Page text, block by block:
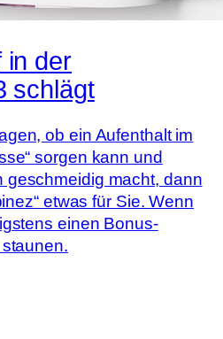
in der
schlägt
ob ein Aufenthalt im
sorgen kann und
geschmeidig macht, dann
etwas für Sie. Wenn
einen Bonus-